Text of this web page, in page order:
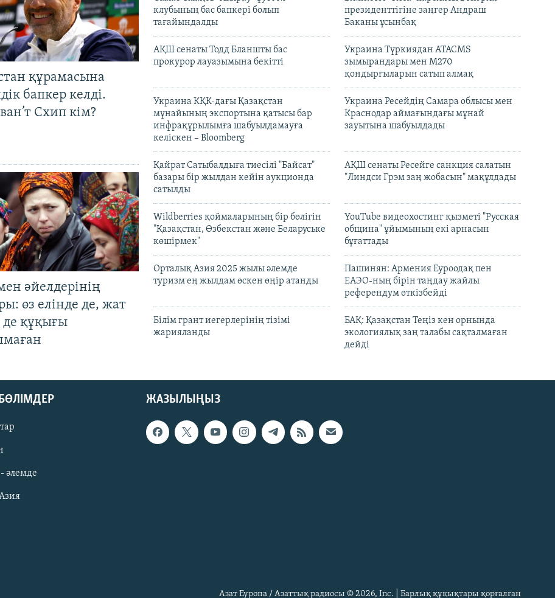
құрамасына
бапкер келді.
Схип кім?
әйелдерінің
өз елінде де, жат
де құқығы
клубының бас бапкері болып
тағайындалды
президенттігіне заңгер Андраш
Баканы ұсынбақ
АҚШ сенаты Тодд Бланшты бас
прокурор лауазымына бекітті
Украина Түркиядан ATACMS
зымырандары мен M270
қондырғыларын сатып алмақ
Украина КҚК-дағы Қазақстан
мұнайының экспортына қатысы бар
инфрақұрылымға шабуылдамауға
келіскен – Bloomberg
Украина Ресейдің Самара облысы мен
Краснодар аймағындағы мұнай
зауытына шабуылдады
Қайрат Сатыбалдыға тиесілі "Байсат"
базары бір жылдан кейін аукционда
сатылды
АҚШ сенаты Ресейге санкция салатын
"Линдси Грэм заң жобасын" мақұлдады
Wildberries қоймаларының бір бөлігін
"Қазақстан, Өзбекстан және Беларуське
көшірмек"
YouTube видеохостинг қызметі "Русская
община" ұйымының екі арнасын
бұғаттады
Орталық Азия 2025 жылы әлемде
туризм ең жылдам өскен өңір атанды
Пашинян: Армения Еуроодақ пен
ЕАЭО-ның бірін таңдау жайлы
референдум өткізбейді
Білім грант иегерлерінің тізімі
жарияланды
БАҚ: Қазақстан Теңіз кен орнында
экологиялық заң талабы сақталмаған
дейді
ЖАЗЫЛЫҢЫЗ
БӨЛІМДЕР
әлемде
Азат Еуропа / Азаттық радиосы © 2026, Inc. | Барлық құқықтары қорғалған